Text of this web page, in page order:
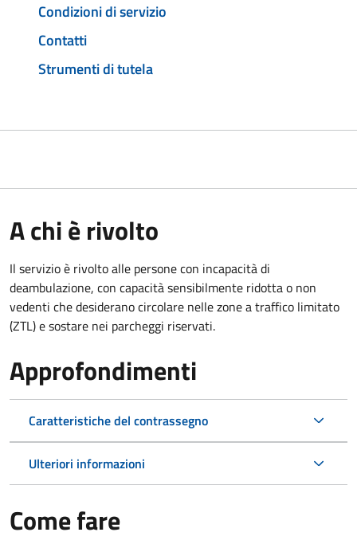
Condizioni di servizio
Contatti
Strumenti di tutela
A chi è rivolto
Il servizio è rivolto alle persone con incapacità di
deambulazione, con capacità sensibilmente ridotta o non
vedenti che desiderano circolare nelle zone a traffico limitato
(ZTL) e sostare nei parcheggi riservati.
Approfondimenti
Caratteristiche del contrassegno
Ulteriori informazioni
Come fare